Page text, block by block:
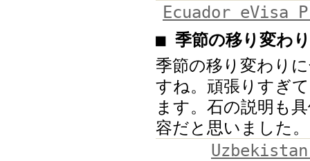
Ecuador eVisa
■ 季節の移り変わ
季節の移り変わり
すね。頑張りすぎ
ます。石の説明も
容だと思いました。